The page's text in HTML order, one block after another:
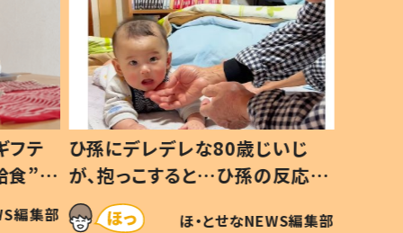
じ
応に
仕方な
編集部
生後8ヶ月で亡くなった息子 約
3年半後、当時の妻の日記に書い
てあった本音とは
ほ・とせなNEWS編集部